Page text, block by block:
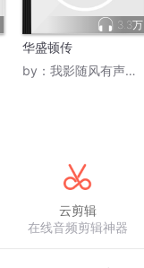
3.3万
华盛顿传
by： 我影随风有声小说
云剪辑
在线音频剪辑神器